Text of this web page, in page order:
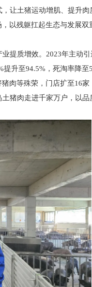
让土猪运动增肌、提升
以残躯扛起生态与发展
提质增效。2023年主动
升至94.5%，死淘率降
肉等殊荣，门店扩至16
猪肉走进千家万户，以品